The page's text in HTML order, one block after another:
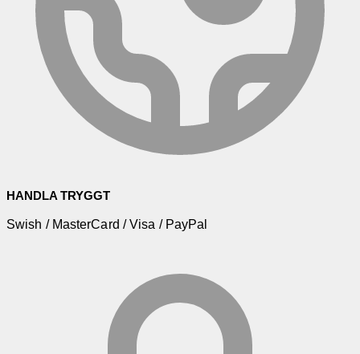
HANDLA TRYGGT
Swish / MasterCard / Visa / PayPal